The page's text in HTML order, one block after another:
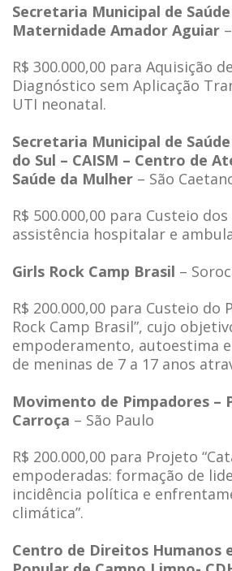
Secretaria Municipal de
Maternidade Amador Aguiar
R$ 300.000,00 para Aquisição
Diagnóstico sem Aplicação
UTI neonatal.
Secretaria Municipal de
do Sul – CAISM – Centro de
Saúde da Mulher – São
R$ 500.000,00 para Custeio
assistência hospitalar e
Girls Rock Camp Brasil –
R$ 200.000,00 para Custeio do
Rock Camp Brasil”, cujo
empoderamento, autoestima
de meninas de 7 a 17 anos
Movimento de Pimpadores –
Carroça – São Paulo
R$ 200.000,00 para Projeto
empoderadas: formação de
incidência política e
climática”.
Centro de Direitos Humanos